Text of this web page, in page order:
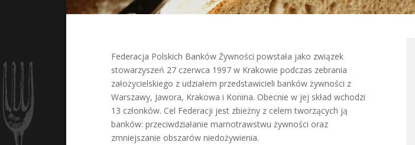
Federacja Polskich Banków Żywności powstała jako związek
stowarzyszeń 27 czerwca 1997 w Krakowie podczas zebrania
założycielskiego z udziałem przedstawicieli banków żywności z
Warszawy, Jawora, Krakowa i Konina. Obecnie w jej skład wchodzi
13 członków. Cel Federacji jest zbieżny z celem tworzących ją
banków: przeciwdziałanie marnotrawstwu żywności oraz
zmniejszanie obszarów niedożywienia.